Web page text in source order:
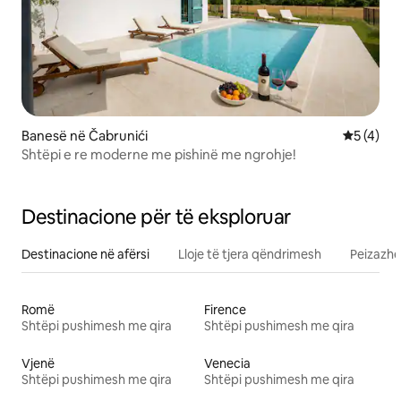
Banesë në Čabrunići
5 (4)
Shtëpi e re moderne me pishinë me ngrohje!
Destinacione për të eksploruar
Destinacione në afërsi Lloje të tjera qëndrimesh
Romë
Shtëpi pushimesh me qira
Firence
Shtëpi pushimesh me qira
Vjenë
Shtëpi pushimesh me qira
Venecia
Shtëpi pushimesh me qira